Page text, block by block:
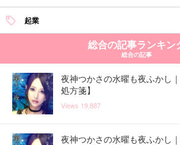
起業
総合の記事ランキン
総合の記事
夜神つかさの水曜も夜ふかし
処方箋】
Views 19,887
夜神つかさの水曜も夜ふかし